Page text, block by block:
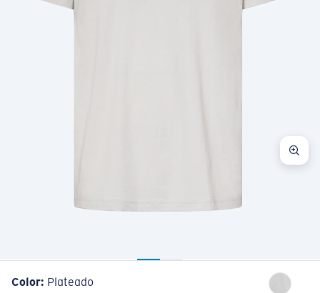
Color: Plateado